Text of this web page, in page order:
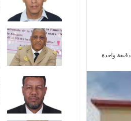
دقيقة واحدة